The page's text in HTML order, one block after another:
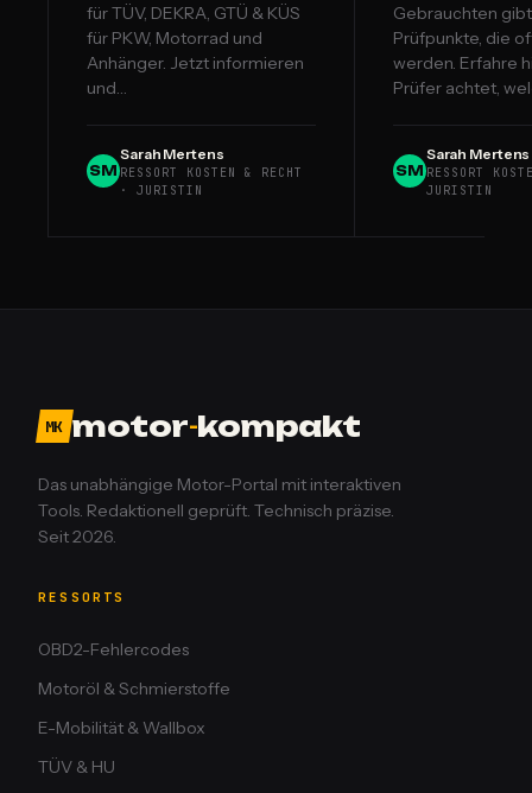
für TÜV, DEKRA, GTÜ & KÜS
für PKW, Motorrad und
Anhänger. Jetzt informieren
und…
SM
Sarah Mertens
RESSORT KOSTEN & RECHT
· JURISTIN
Gebrauchten
Prüfpunkte, die
werden. Erfahre
Prüfer achtet,
SM
Sarah Mertens
RESSORT
JURISTIN
MK motor-kompakt
Das unabhängige Motor-Portal mit interaktiven
Tools. Redaktionell geprüft. Technisch präzise.
Seit 2026.
RESSORTS
OBD2-Fehlercodes
Motoröl & Schmierstoffe
E-Mobilität & Wallbox
TÜV & HU